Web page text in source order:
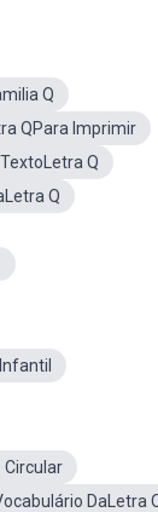
Q
QPara Imprimir
TextoLetra Q
Q
DaLetra